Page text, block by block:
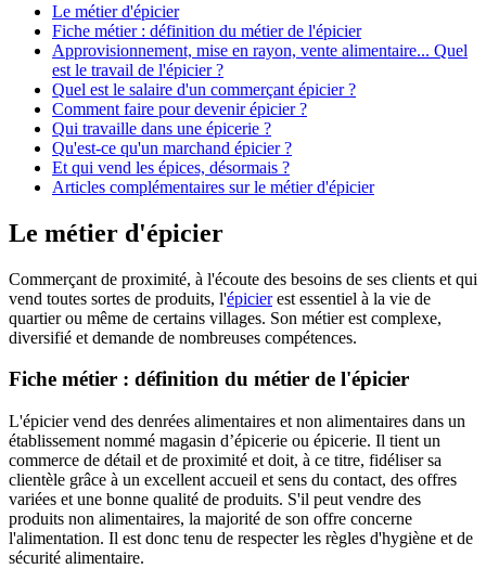
Le métier d'épicier
Fiche métier : définition du métier de l'épicier
Approvisionnement, mise en rayon, vente alimentaire... Quel
est le travail de l'épicier ?
Quel est le salaire d'un commerçant épicier ?
Comment faire pour devenir épicier ?
Qui travaille dans une épicerie ?
Qu'est-ce qu'un marchand épicier ?
Et qui vend les épices, désormais ?
Articles complémentaires sur le métier d'épicier
Le métier d'épicier
Commerçant de proximité, à l'écoute des besoins de ses clients et qui
vend toutes sortes de produits, l'épicierest essentiel à la vie de
quartier ou même de certains villages. Son métier est complexe,
diversifié et demande de nombreuses compétences.
Fiche métier : définition du métier de l'épicier
L'épicier vend des denrées alimentaires et non alimentaires dans un
établissement nommé magasin d’épicerie ou épicerie. Il tient un
commerce de détail et de proximité et doit, à ce titre, fidéliser sa
clientèle grâce à un excellent accueil et sens du contact, des offres
variées et une bonne qualité de produits. S'il peut vendre des
produits non alimentaires, la majorité de son offre concerne
l'alimentation. Il est donc tenu de respecter les règles d'hygiène et de
sécurité alimentaire.